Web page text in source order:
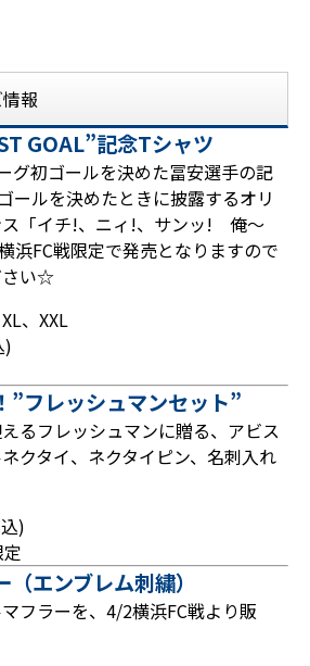
報
GOAL”記念Tシャツ
グ初ゴールを決めた冨安選手の記
ールを決めたときに披露するオリ
ス「イチ!、ニィ!、サンッ! 俺～
浜FC戦限定で発売となりますので
さい☆
、XXL
)
”フレッシュマンセット”
るフレッシュマンに贈る、アビス
クタイ、ネクタイピン、名刺入れ
)
エンブレム刺繍）
フラーを、4/2横浜FC戦より販